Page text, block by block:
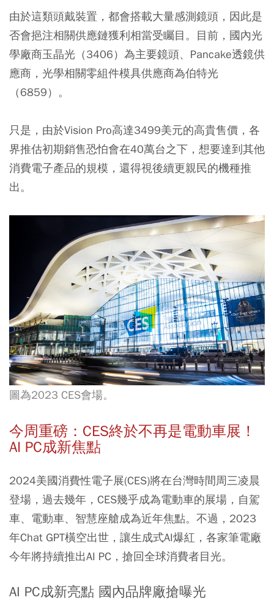
由於這類頭戴裝置，都會搭載大量感測鏡頭，因此是
否會挹注相關供應鏈獲利相當受矚目。目前，國內光
學廠商玉晶光（3406）為主要鏡頭、Pancake透鏡供
應商，光學相關零組件模具供應商為伯特光
（6859）。
只是，由於Vision Pro高達3499美元的高貴售價，各
界推估初期銷售恐怕會在40萬台之下，想要達到其他
消費電子產品的規模，還得視後續更親民的機種推
出。
圖為2023 CES會場。
今周重磅：CES終於不再是電動車展！
AI PC成新焦點
2024美國消費性電子展(CES)將在台灣時間周三凌晨
登場，過去幾年，CES幾乎成為電動車的展場，自駕
車、電動車、智慧座艙成為近年焦點。不過，2023
年Chat GPT橫空出世，讓生成式AI爆紅，各家筆電廠
今年將持續推出AI PC，搶回全球消費者目光。
AI PC成新亮點 國內品牌廠搶曝光